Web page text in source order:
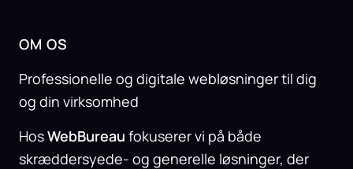
OM OS
Professionelle og digitale webløsninger til dig
og din virksomhed
HosWebBureau fokuserer vi på både
skræddersyede- og generelle løsninger, der